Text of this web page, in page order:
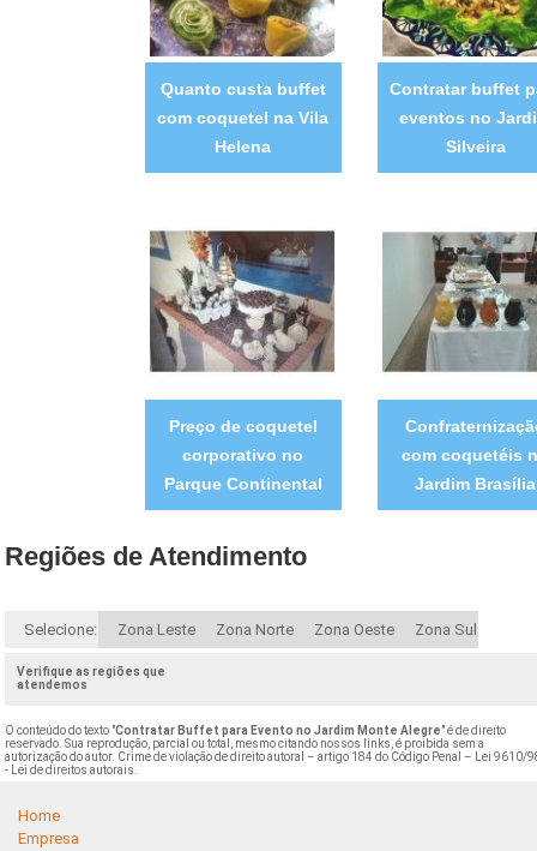
Quanto custa buffet
com coquetel na Vila
Helena
Contratar buffet
eventos no
Silveira
Preço de coquetel
corporativo no
Parque Continental
com coquetéis
Jardim Brasília
Regiões de Atendimento
Selecione: Zona Leste Zona Norte Zona Oeste Zona Sul
Verifique as regiões que
atendemos
O conteúdo do texto "Contratar Buffet para Evento no Jardim Monte Alegre" é de direito
reservado. Sua reprodução, parcial ou total, mesmo citando nossos links, é proibida sem a
autorização do autor. Crime de violação de direito autoral – artigo 184 do Código Penal –
Lei 9610/
- Lei de direitos autorais
Home
Empresa